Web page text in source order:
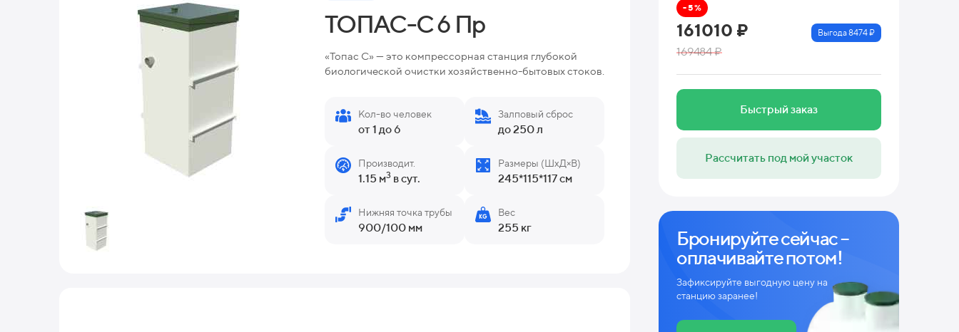
ТОПАС-С 6 Пр
«Топас С» — это компрессорная станция глубокой
биологической очистки хозяйственно-бытовых стоков.
Кол-во человек
от 1 до 6
Залповый сброс
до 250 л
Производит.
1.15 м3 в сут.
Размеры (ШхД×В)
245*115*117 см
Нижняя точка трубы
900/100 мм
Вес
255 кг
- 5 %
Выгода 8474 ₽
161010 ₽
169484 ₽
Быстрый заказ
Рассчитать под мой участок
Бронируйте сейчас –
оплачивайте потом!
Зафиксируйте выгодную цену на
станцию заранее!